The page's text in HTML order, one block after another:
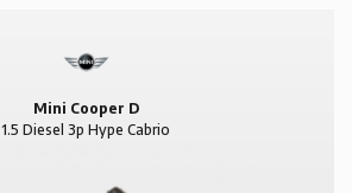
Mini Cooper D
1.5 Diesel 3p Hype Cabrio